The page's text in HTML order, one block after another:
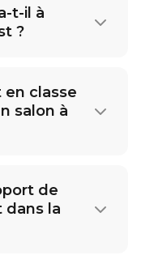
t-il à
?
en classe
salon à
de
dans la